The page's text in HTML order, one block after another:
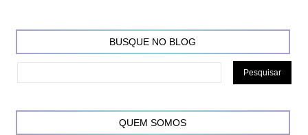
BUSQUE NO BLOG
QUEM SOMOS